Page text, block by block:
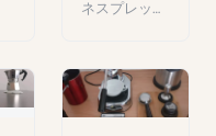
ネスプレッソ
なコーヒーを
楽しみながら
環境負荷を減